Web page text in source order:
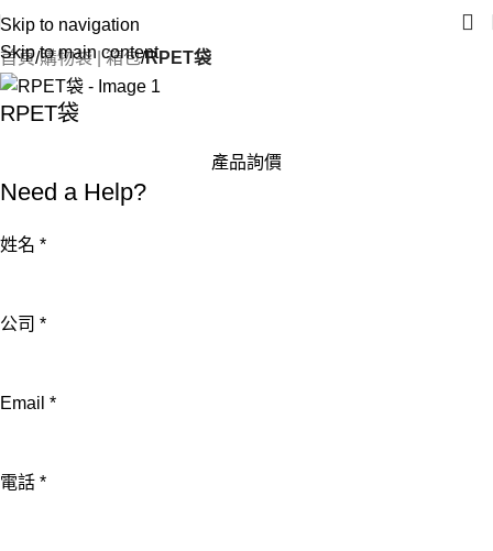
Skip to navigation
Skip to main content
首頁 購物袋 | 箱包 RPET袋
RPET袋
產品詢價
Need a Help?
姓名 *
Email
內
話
公司 *
Email *
電話 *